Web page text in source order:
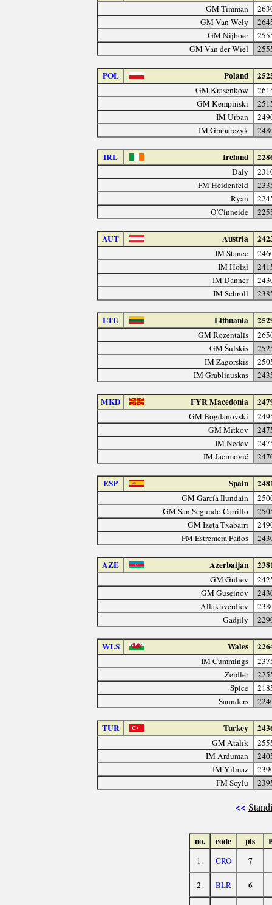
GM Timman
GM Van Wely
GM Nijboer
GM Van der Wiel
POL Poland
GM Krasenkow
GM Kempiński
IM Urban
IM Grabarczyk
IRL Ireland
Daly
FM Heidenfeld
Ryan
O'Cinneide
AUT Austria
IM Stanec
IM Hölzl
IM Danner
IM Schroll
LTU Lithuania
GM Rozentalis
GM Šulskis
IM Zagorskis
IM Grabliauskas
MKD FYR Macedonia
GM Bogdanovski
GM Mitkov
IM Nedev
IM Jacimović
ESP Spain
GM García Ilundain
GM San Segundo Carrillo
GM Izeta Txabarri
FM Estremera Paños
AZE Azerbaijan
GM Guliev
GM Guseinov
Allakhverdiev
Gadjily
WLS Wales
IM Cummings
Zeidler
Spice
Saunders
TUR Turkey
GM Atalık
IM Arduman
IM Yılmaz
FM Soylu
<<
no. code pts
1. CRO 7
2. BLR 6